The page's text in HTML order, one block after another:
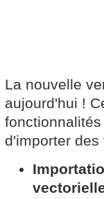
La nouvelle
aujourd'hui !
d'importer